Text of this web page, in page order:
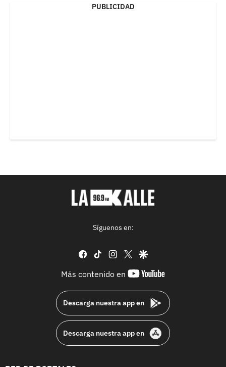
PUBLICIDAD
Síguenos en:
facebook
tiktok instagram
twittergoogle
Más contenido en
youtube-
Descarga nuestra app en
Descarga nuestra app en